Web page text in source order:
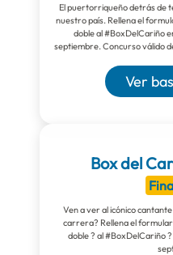
El puertorriqueño detrás de
nuestro país. Rellena el
doble al #BoxDelCariño
septiembre. Concurso válido
Ver
Box del
Ven a ver al icónico
carrera? Rellena el
doble ? al #BoxDelCariño